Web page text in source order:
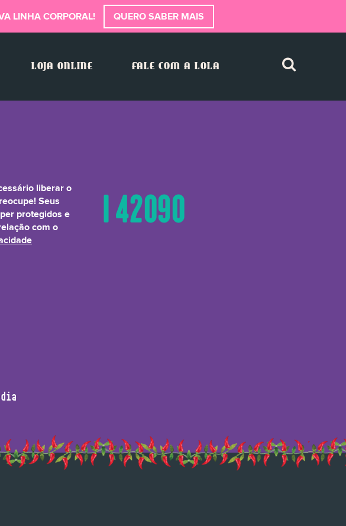
LINHA CORPORAL! QUERO SABER MAIS
LOJA ONLINE FALE COM A LOLA
CI 42090
liberar o
Seus
protegidos e
com o